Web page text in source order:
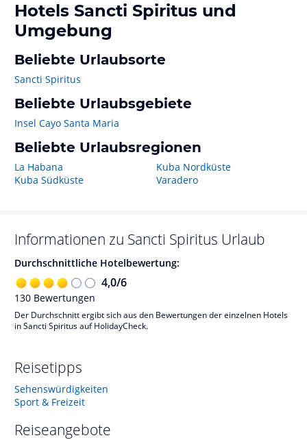
Hotels Sancti Spiritus und
Umgebung
Beliebte Urlaubsorte
Sancti Spiritus
Beliebte Urlaubsgebiete
Insel Cayo Santa Maria
Beliebte Urlaubsregionen
La Habana
Kuba Südküste
Kuba Nordküste
Varadero
Informationen zu Sancti Spiritus Urlaub
Durchschnittliche Hotelbewertung:
4,0/6
130 Bewertungen
Der Durchschnitt ergibt sich aus den Bewertungen der einzelnen Hotels
in Sancti Spiritus auf HolidayCheck.
Reisetipps
Sehenswürdigkeiten
Sport & Freizeit
Reiseangebote